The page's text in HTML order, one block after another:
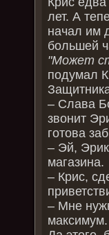
лет. А
начал им
большей
"Может
подумал
– Слава
звонит
готова
– Эй,
магазина.
– Крис,
– Мне
максимум.